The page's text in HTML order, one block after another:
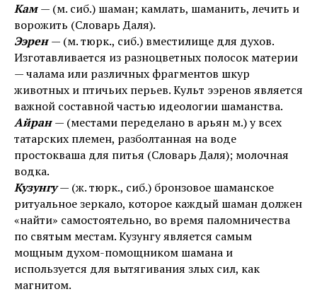
Кам— (м. сиб.) шаман; камлать, шаманить, лечить и
ворожить (Словарь Даля).
Ээрен— (м. тюрк., сиб.) вместилище для духов.
Изготавливается из разноцветных полосок материи
— чалама или различных фрагментов шкур
животных и птичьих перьев. Культ ээренов является
важной составной частью идеологии шаманства.
Айран— (местами переделано в арьян м.) у всех
татарских племен, разболтанная на воде
простокваша для питья (Словарь Даля); молочная
водка.
Кузунгу— (ж. тюрк., сиб.) бронзовое шаманское
ритуальное зеркало, которое каждый шаман должен
«найти» самостоятельно, во время паломничества
по святым местам. Кузунгу является самым
мощным духом-помощником шамана и
используется для вытягивания злых сил, как
магнитом.